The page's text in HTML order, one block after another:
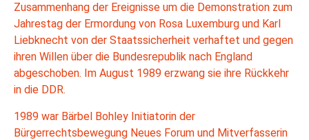
Zusammenhang der Ereignisse um die Demonstration zum
Jahrestag der Ermordung von Rosa Lu­xemburg und Karl
Liebknecht von der Staatssicherheit verhaftet und gegen
ihren Willen über die Bundesrepublik nach England
abgeschoben. Im August 1989 er­zwang sie ihre Rückkehr
in die DDR.
1989 war Bärbel Bohley Initiatorin der
Bürgerrechtsbewegung Neues Forum und Mit­verfasserin